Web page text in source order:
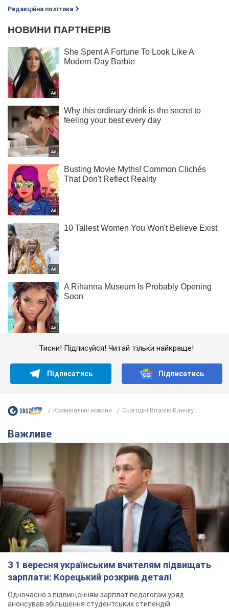
Редакційна політика
Тисни! Підписуйся! Читай тільки найкраще!
Підписатись Підписатись
Кримінальні новини Сьогодні Віталію Кличку...
Важливе
З 1 вересня українським вчителям підвищать
зарплати: Корецький розкрив деталі
Одночасно з підвищенням зарплат педагогам уряд
анонсував збільшення студентських стипендій